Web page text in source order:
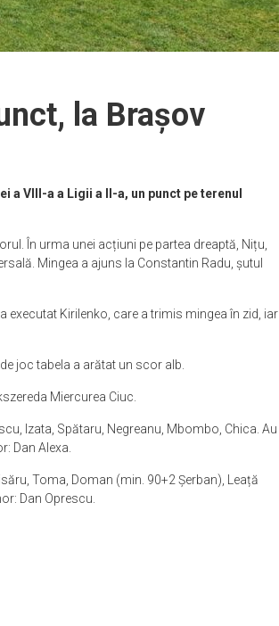
la Brașov
VIII-a a Ligii a II-a, un punct pe terenul
În urma unei acțiuni pe partea dreaptă, Nițu,
Mingea a ajuns la Constantin Radu, șutul
executat Kirilenko, care a trimis mingea în zid, iar
joc tabela a arătat un scor alb.
Miercurea Ciuc.
Izata, Spătaru, Negreanu, Mbombo, Chica. Au
Dan Alexa.
Toma, Doman (min. 90+2 Șerban), Leață
Dan Oprescu.